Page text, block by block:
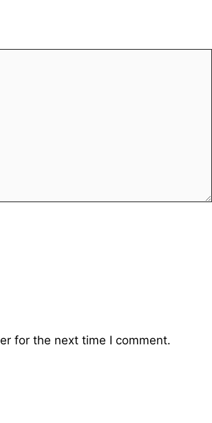
for the next time I comment.